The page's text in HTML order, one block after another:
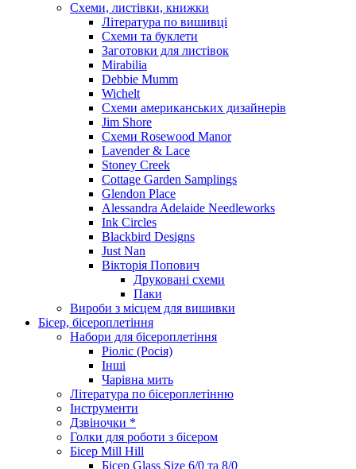
Схеми, листівки, книжки
Література по вишивці
Схеми та буклети
Заготовки для листівок
Mirabilia
Debbie Mumm
Wichelt
Схеми американських дизайнерів
Jim Shore
Cхеми Rosewood Manor
Lavender & Lace
Stoney Creek
Cottage Garden Samplings
Glendon Place
Alessandra Adelaide Needleworks
Ink Circles
Blackbird Designs
Just Nan
Вікторія Попович
Друковані схеми
Паки
Вироби з місцем для вишивки
Бісер, бісероплетіння
Набори для бісероплетіння
Ріоліс (Росія)
Інші
Чарівна мить
Література по бісероплетінню
Інструменти
Дзвіночки *
Голки для роботи з бісером
Бісер Mill Hill
Бісер Glass Size 6/0 та 8/0